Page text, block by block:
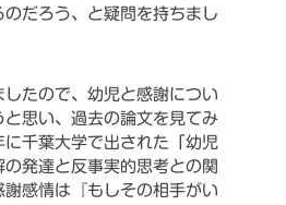
だろう、と疑問を持ちまし
たので、幼児と感謝につい
と思い、過去の論文を見てみ
に千葉大学で出された「幼児
発達と反事実的思考との関
感情は『もしその相手がい